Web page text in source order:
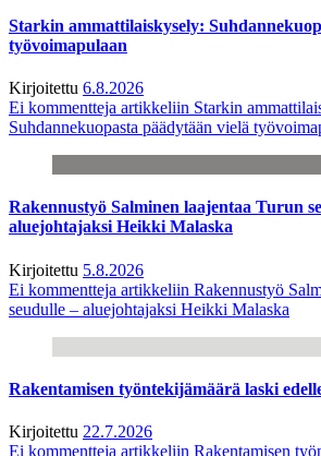
Starkin ammattilaiskysely:
työvoimapulaan
Kirjoitettu 6.8.2026
Ei kommentteja artikkeliin Starkin
Suhdannekuopasta päädytään vielä
Rakennustyö Salminen laajentaa Turun
aluejohtajaksi Heikki Malaska
Kirjoitettu 5.8.2026
Ei kommentteja artikkeliin Rakennustyö
seudulle – aluejohtajaksi Heikki Malaska
Rakentamisen työntekijämäärä laski
Kirjoitettu 22.7.2026
Ei kommentteja artikkeliin Rakentamisen